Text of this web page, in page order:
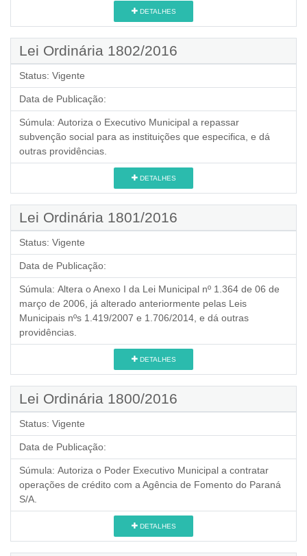
DETALHES
Lei Ordinária 1802/2016
Status: Vigente
Data de Publicação:
Súmula: Autoriza o Executivo Municipal a repassar
subvenção social para as instituições que especifica, e dá
outras providências.
DETALHES
Lei Ordinária 1801/2016
Status: Vigente
Data de Publicação:
Súmula: Altera o Anexo I da Lei Municipal nº 1.364 de 06 de
março de 2006, já alterado anteriormente pelas Leis
Municipais nºs 1.419/2007 e 1.706/2014, e dá outras
providências.
DETALHES
Lei Ordinária 1800/2016
Status: Vigente
Data de Publicação:
Súmula: Autoriza o Poder Executivo Municipal a contratar
operações de crédito com a Agência de Fomento do Paraná
S/A.
DETALHES